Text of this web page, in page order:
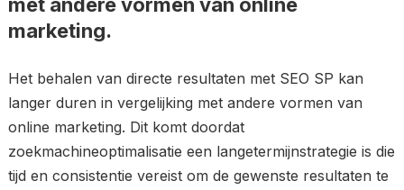
marketing.
Het behalen van directe resultaten met SEO SP kan
langer duren in vergelijking met andere vormen van
online marketing. Dit komt doordat
zoekmachineoptimalisatie een langetermijnstrategie is die
tijd en consistentie vereist om de gewenste resultaten te